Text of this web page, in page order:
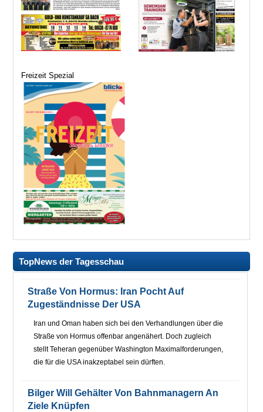
Freizeit Spezial
TopNews der Tagesschau
Straße Von Hormus: Iran Pocht Auf
Zugeständnisse Der USA
Iran und Oman haben sich bei den Verhandlungen über die
Straße von Hormus offenbar angenähert. Doch zugleich
stellt Teheran gegenüber Washington Maximalforderungen,
die für die USA inakzeptabel sein dürften.
Bilger Will Gehälter Von Bahnmanagern An
Ziele Knüpfen